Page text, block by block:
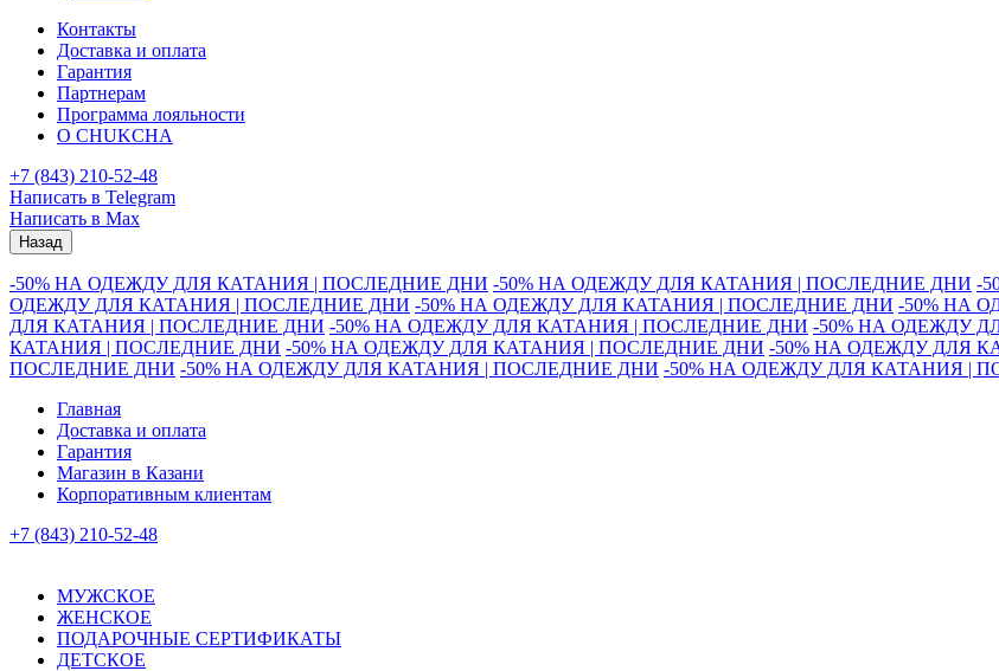
Контакты
Доставка и оплата
Гарантия
Партнерам
Программа лояльности
О CHUKCHA
+7 (843) 210-52-48
Написать в Telegram
Написать в Max
Назад
-50% НА ОДЕЖДУ ДЛЯ КАТАНИЯ | ПОСЛЕДНИЕ ДНИ -50% НА ОДЕЖДУ ДЛЯ КАТАНИЯ | ПОСЛЕДНИЕ ДНИ -
ОДЕЖДУ ДЛЯ КАТАНИЯ | ПОСЛЕДНИЕ ДНИ -50% НА ОДЕЖДУ ДЛЯ КАТАНИЯ | ПОСЛЕДНИЕ ДНИ -50% НА
ДЛЯ КАТАНИЯ | ПОСЛЕДНИЕ ДНИ -50% НА ОДЕЖДУ ДЛЯ КАТАНИЯ | ПОСЛЕДНИЕ ДНИ -50% НА ОДЕЖДУ
КАТАНИЯ | ПОСЛЕДНИЕ ДНИ -50% НА ОДЕЖДУ ДЛЯ КАТАНИЯ | ПОСЛЕДНИЕ ДНИ -50% НА ОДЕЖДУ ДЛЯ
ПОСЛЕДНИЕ ДНИ -50% НА ОДЕЖДУ ДЛЯ КАТАНИЯ | ПОСЛЕДНИЕ ДНИ -50% НА ОДЕЖДУ ДЛЯ КАТАНИЯ |
Главная
Доставка и оплата
Гарантия
Магазин в Казани
Корпоративным клиентам
+7 (843) 210-52-48
МУЖСКОЕ
ЖЕНСКОЕ
ПОДАРОЧНЫЕ СЕРТИФИКАТЫ
ДЕТСКОЕ